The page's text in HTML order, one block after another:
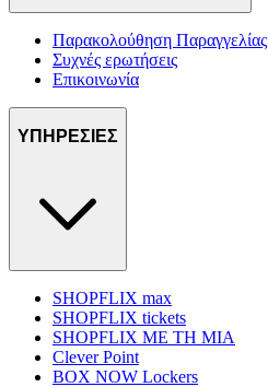
Παρακολούθηση Παραγγελίας
Συχνές ερωτήσεις
Επικοινωνία
ΥΠΗΡΕΣΙΕΣ
SHOPFLIX max
SHOPFLIX tickets
SHOPFLIX ΜΕ ΤΗ ΜΙΑ
Clever Point
BOX NOW Lockers